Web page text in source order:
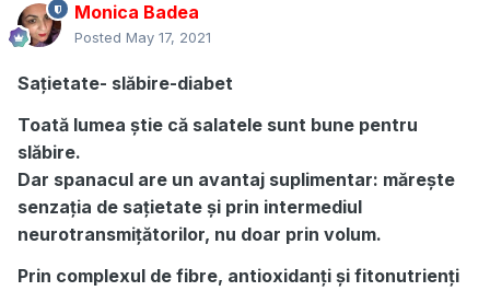
Monica Badea
Posted May 17, 2021
Sațietate- slăbire-diabet
Toată lumea știe că salatele sunt bune pentru
slăbire.
Dar spanacul are un avantaj suplimentar: mărește
senzația de sațietate și prin intermediul
neurotransmițătorilor, nu doar prin volum.
Prin complexul de fibre, antioxidanți și fitonutrienți